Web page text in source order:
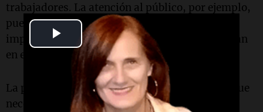
Play
Video
trabajadores. La atención al público, por ejemplo,
puede ser especialmente desgastante, y es
importante empatizar con quienes se encuentran
en estas posiciones.
La presión y el estrés son parte de un sistema que
necesita reevaluarse para mejorar la calidad de